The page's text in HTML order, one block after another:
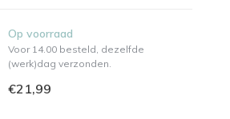
Op voorraad
Voor 14.00 besteld, dezelfde
(werk)dag verzonden.
€21,99